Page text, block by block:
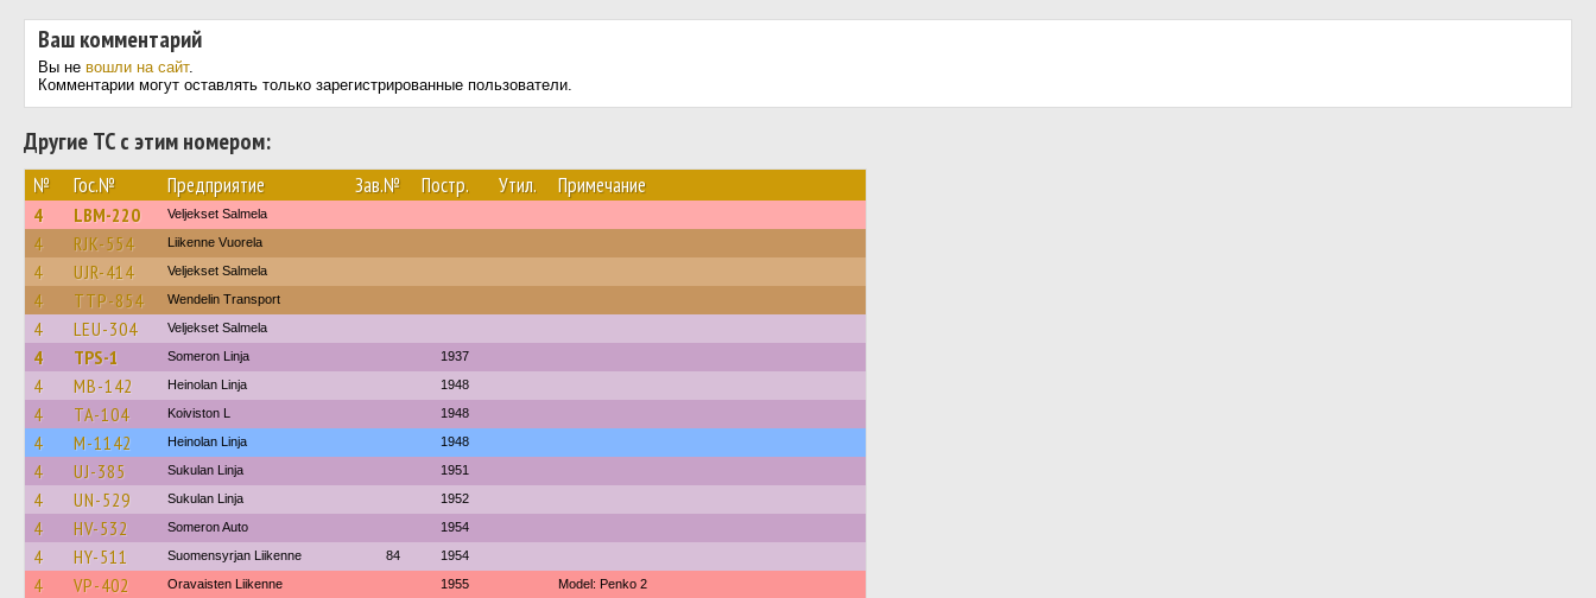
Ваш комментарий
Вы не вошли на сайт.
Комментарии могут оставлять только зарегистрированные пользователи.
Другие ТС с этим номером:
№ Гос.№ Предприятие Зав.№ Постр. Утил. Примечание
4 LBM-220 Veljekset Salmela
4 RJK-554 Liikenne Vuorela
4 UJR-414 Veljekset Salmela
4 TTP-854 Wendelin Transport
4 LEU-304 Veljekset Salmela
4 TPS-1 Someron Linja 1937
4 MB-142 Heinolan Linja 1948
4 TA-104 Koiviston L 1948
4 M-1142 Heinolan Linja 1948
4 UJ-385 Sukulan Linja 1951
4 UN-529 Sukulan Linja 1952
4 HV-532 Someron Auto 1954
4 HY-511 Suomensyrjan Liikenne 84 1954
4 VP-402 Oravaisten Liikenne 1955 Model: Penko 2